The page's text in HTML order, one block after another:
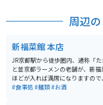
椿
す
周辺
新福菜館 本店
JR京都駅から徒歩圏内、通称「
と並京都ラーメンの老舗が、新
ほどが入れば満席になりますの
列待ちは覚悟しなければなりませ
#食事処 #麺類#お酒